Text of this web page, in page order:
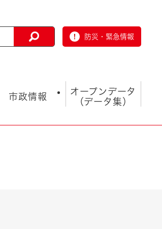
防災・緊急情報
市政情報
オープンデータ
（データ集）